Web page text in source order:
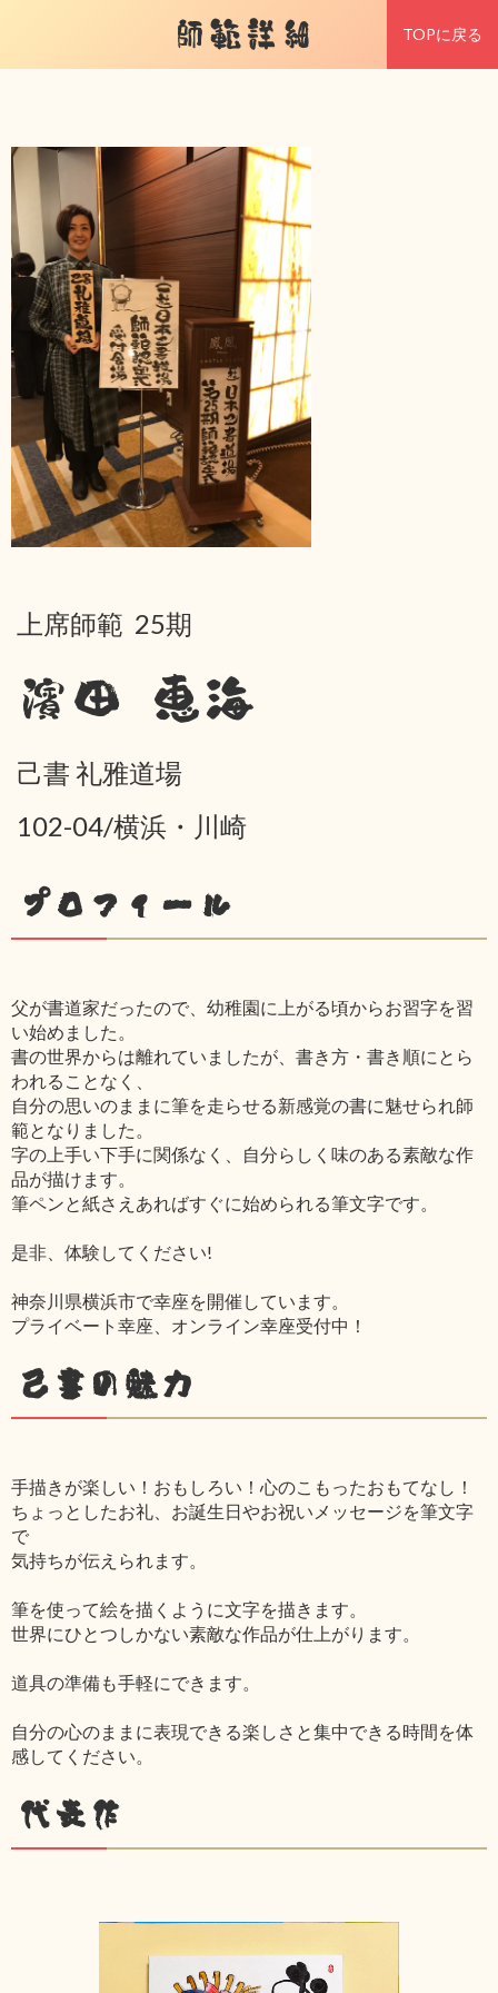
師範詳細 TOPに戻る
上席師範 25期
濱田 恵海
己書 礼雅道場
102-04/横浜・川崎
プロフィール
父が書道家だったので、幼稚園に上がる頃からお習字を習
い始めました。
書の世界からは離れていましたが、書き方・書き順にとら
われることなく、
自分の思いのままに筆を走らせる新感覚の書に魅せられ師
範となりました。
字の上手い下手に関係なく、自分らしく味のある素敵な作
品が描けます。
筆ペンと紙さえあればすぐに始められる筆文字です。
是非、体験してください!
神奈川県横浜市で幸座を開催しています。
プライベート幸座、オンライン幸座受付中！
己書の魅力
手描きが楽しい！おもしろい！心のこもったおもてなし！
ちょっとしたお礼、お誕生日やお祝いメッセージを筆文字
で
気持ちが伝えられます。
筆を使って絵を描くように文字を描きます。
世界にひとつしかない素敵な作品が仕上がります。
道具の準備も手軽にできます。
自分の心のままに表現できる楽しさと集中できる時間を体
感してください。
代表作